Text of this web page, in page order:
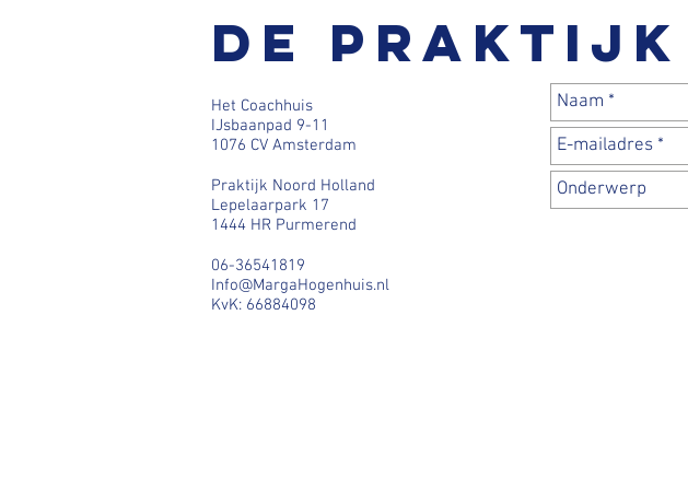
De praktijk
Het Coachhuis
IJsbaanpad 9-11
1076 CV Amsterdam
Praktijk Noord Holland
Lepelaarpark 17
1444 HR Purmerend
06-36541819
Info@MargaHogenhuis.nl
KvK: 66884098